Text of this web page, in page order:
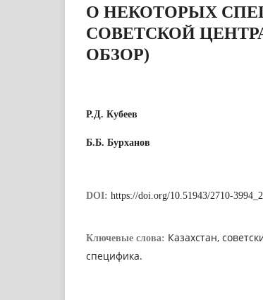
О НЕКОТОРЫХ
СОВЕТСКОЙ
ОБЗОР)
Р.Д. Кубеев
Б.Б. Бурханов
DOI: https://doi.org/10.51943/2710-
Ключевые слова: Казахстан,
специфика.